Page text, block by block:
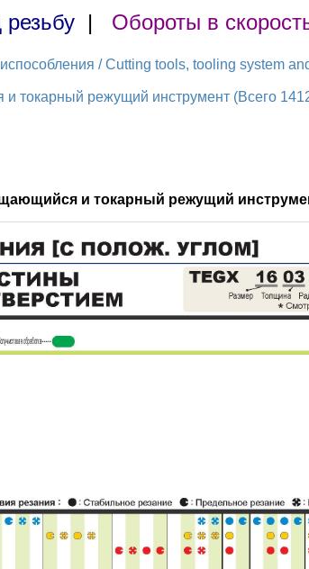
| Обороты в
/ Cutting tools, tooling system
токарный режущий инструмент (Всего
и токарный режущий